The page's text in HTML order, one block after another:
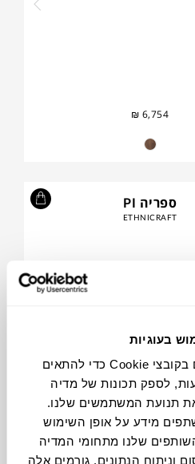
בעוגיות
אנחנו משתמשים בקובצי Cookie כדי להתאים
לספק תכונות של מדיה
תנועת המשתמשים שלנו.
מידע על אופן השימוש
שלנו מתחומי המדיה
וניתוח הנתונים. גורמים אלה
₪ 6,754
ספריה PI
ETHNICRAFT
₪14,645